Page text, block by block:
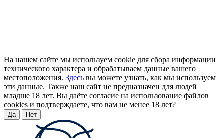
На нашем сайте мы используем cookie для сбора информации
технического характера и обрабатываем данные вашего
местоположения. Здесь вы можете узнать, как мы используем
эти данные. Также наш сайт не предназначен для людей
младше 18 лет. Вы даёте согласие на использование файлов
cookies и подтверждаете, что вам не менее 18 лет?
Да Нет